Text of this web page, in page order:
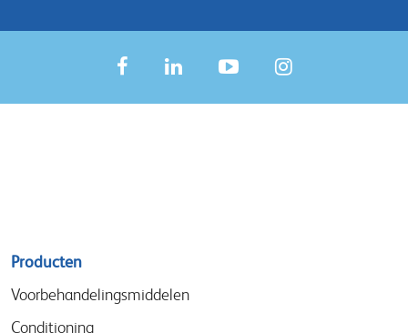
Sitemap
menu
Producten
Voorbehandelingsmiddelen
Conditioning